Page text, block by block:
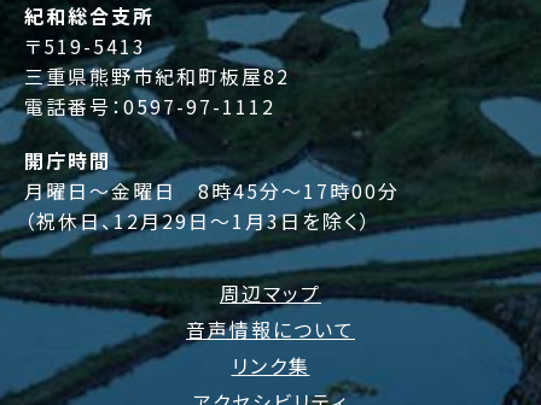
紀和総合支所
〒519-5413
三重県熊野市紀和町板屋82
電話番号：0597-97-1112
開庁時間
月曜日～金曜日 8時45分～17時00分
（祝休日、12月29日～1月3日を除く）
周辺マップ
音声情報について
リンク集